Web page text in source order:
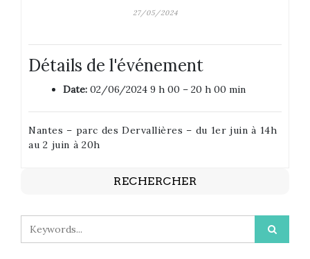
27/05/2024
Détails de l'événement
Date: 02/06/2024 9 h 00 – 20 h 00 min
Nantes – parc des Dervallières – du 1er juin à 14h
au 2 juin à 20h
RECHERCHER